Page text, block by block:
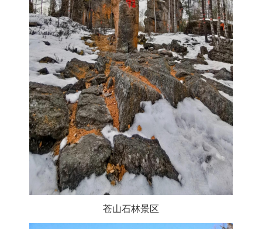
苍山石林景区